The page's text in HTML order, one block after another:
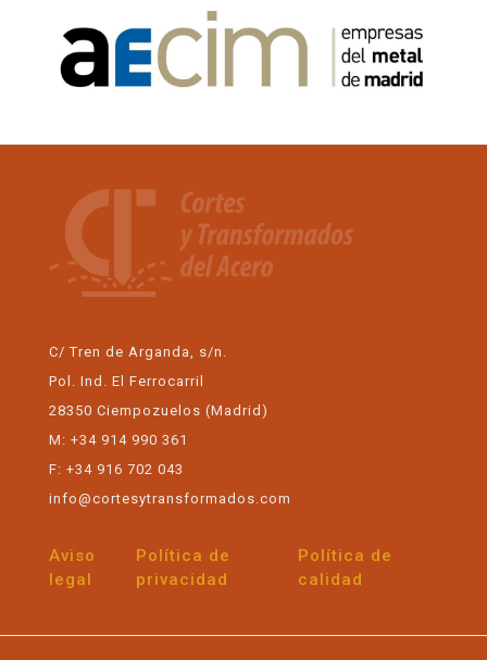
C/ Tren de Arganda, s/n.
Pol. Ind. El Ferrocarril
28350 Ciempozuelos (Madrid)
M: +34 914 990 361
F: +34 916 702 043
info@cortesytransformados.com
Aviso
legal
Política de
privacidad
Política de
calidad